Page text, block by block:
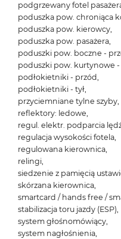
podgrzewany fotel
poduszka pow. chroniąca
poduszka pow. kierowcy,
poduszka pow. pasażera,
poduszki pow. boczne -
poduszki pow. kurtynowe -
podłokietniki - przód,
podłokietniki - tył,
przyciemniane tylne szyby,
reflektory: ledowe,
regul. elektr. podparcia
regulacja wysokości fotela,
regulowana kierownica,
relingi,
siedzenie z pamięcią
skórzana kierownica,
smartcard / hands free /
stabilizacja toru jazdy (ESP),
system głośnomówiący,
system nagłośnienia,